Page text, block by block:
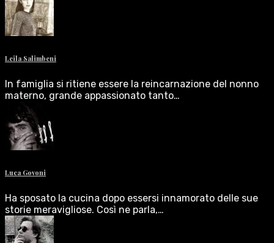
Leila Salimbeni
In famiglia si ritiene essere la reincarnazione del nonno
materno, grande appassionato tanto…
Luca Govoni
Ha sposato la cucina dopo essersi innamorato delle sue
storie meravigliose. Così ne parla,…